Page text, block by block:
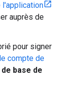
l'application
auprès de
pour signer
compte de
base de